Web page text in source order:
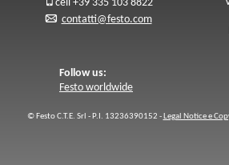
cell +39 335 103 8822
p contatti@festo.com
Follow us:
Festo worldwide
© Festo C.T.E. Srl - P.I. 13236390152 - Legal Notice e